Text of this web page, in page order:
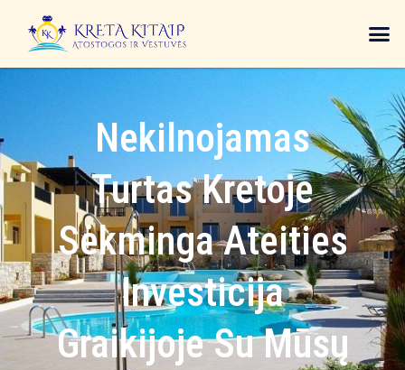
Nekilnojamas
Turtas Kretoje
Sėkminga Ateities
Investicija
Graikijoje Su Mūsų